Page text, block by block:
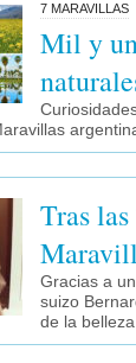
7 MARAVILLAS
Mil y
Tras
Gracias a
suizo
de la